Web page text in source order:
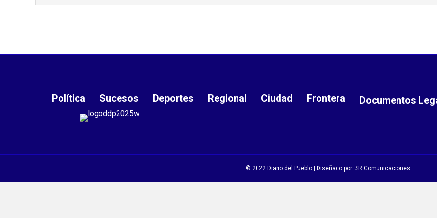
Política Sucesos Deportes Regional Ciudad Frontera Documentos
© 2022 Diario del Pueblo | Diseñado por: SR Comunicaciones